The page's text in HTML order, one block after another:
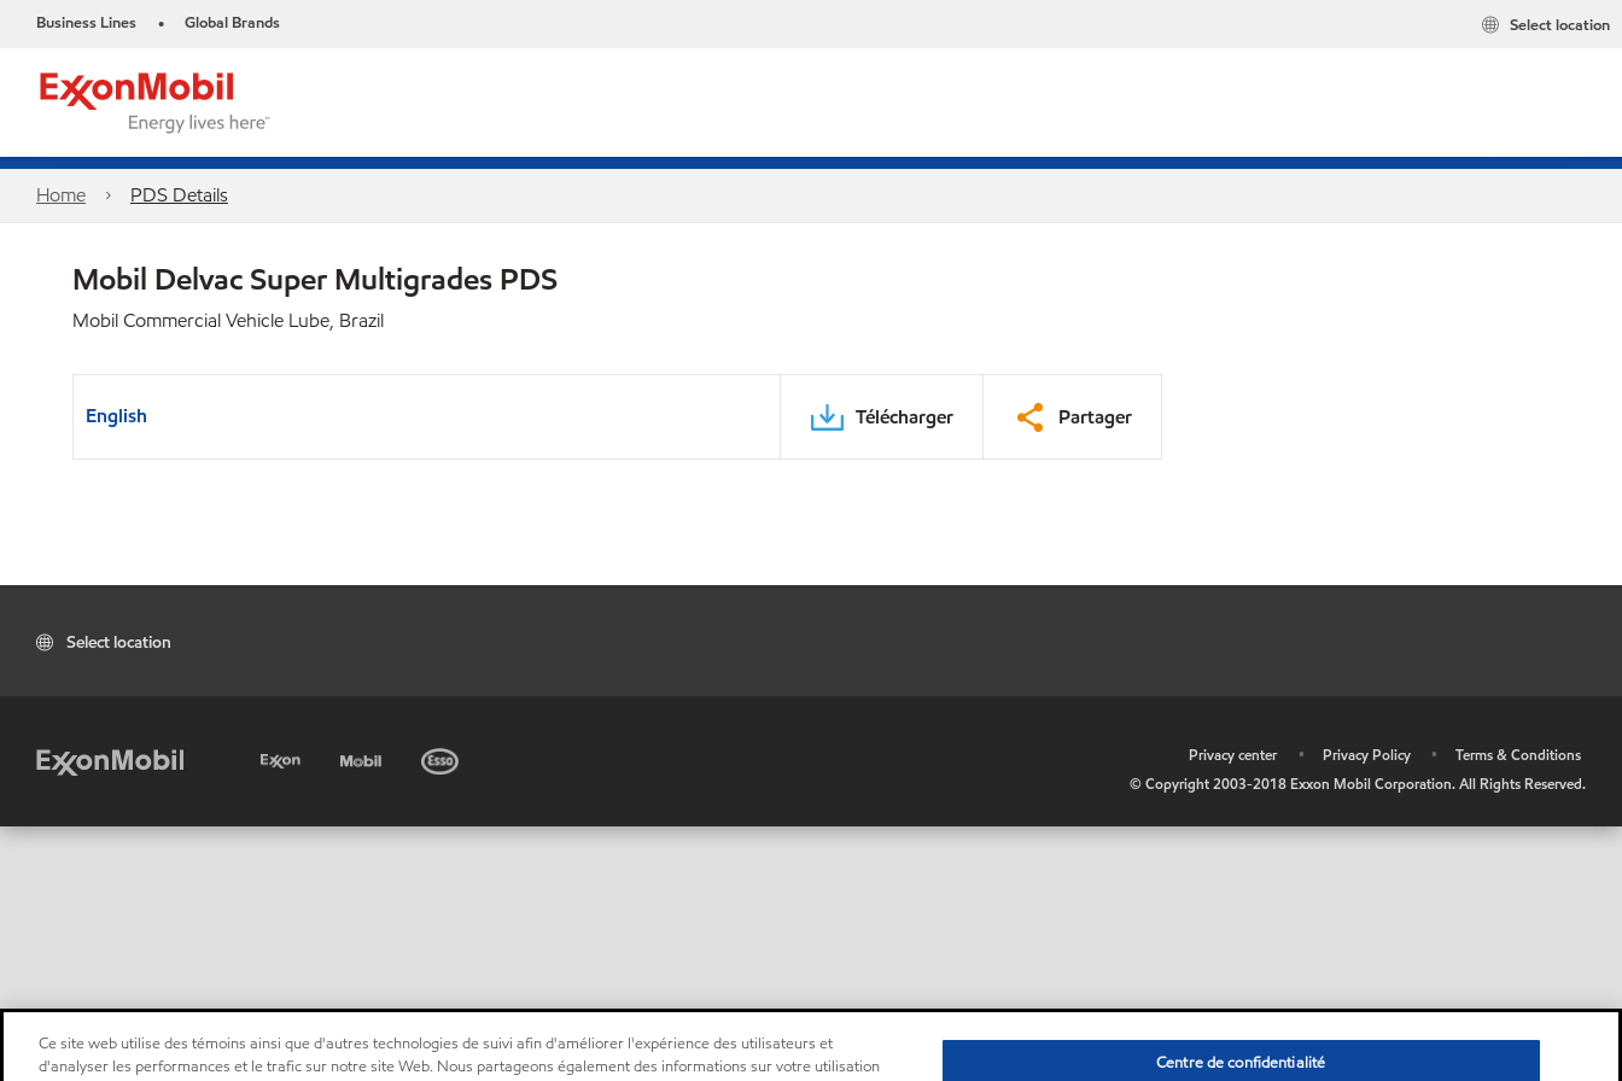
Business Lines • Global Brands Select location
Home PDS Details
Mobil Delvac Super Multigrades PDS
Mobil Commercial Vehicle Lube, Brazil
English Télécharger Partager
Select location
Privacy center • Privacy Policy •
Terms & Conditions
© Copyright 2003-2018 Exxon Mobil Corporation. All Rights Reserved.
Ce site web utilise des témoins ainsi que d'autres technologies de suivi afin d'améliorer l'expérience des utilisateurs et
d'analyser les performances et le trafic sur notre site Web. Nous partageons également des informations sur votre utilisation
Centre de confidentialité